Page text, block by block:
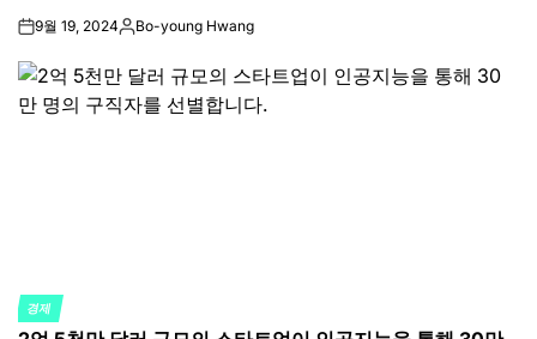
on9월 19, 2024Posted
Bo-young Hwang
POSTED
경제